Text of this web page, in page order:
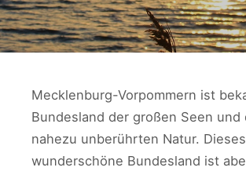
Mecklenburg-Vorpommern ist
Bundesland der großen Seen und
nahezu unberührten Natur. Dieses
wunderschöne Bundesland ist